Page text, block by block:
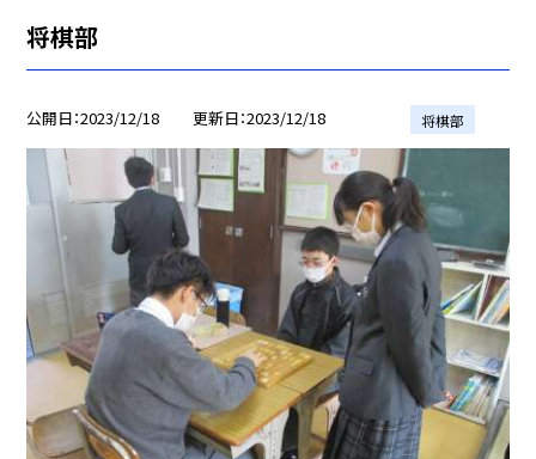
将棋部
公開日 2023/12/18 更新日 2023/12/18 将棋部